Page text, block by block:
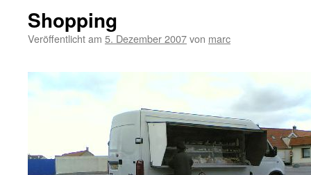
Shopping
Veröffentlicht am 5. Dezember 2007von marc